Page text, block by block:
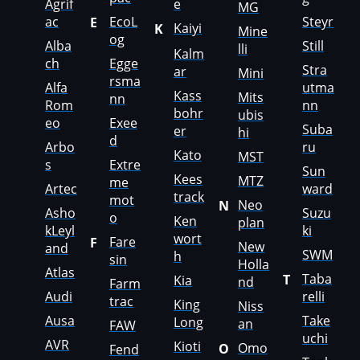
Genie
Genset
GMC
Great Wall
Grove
Groz
Hafei
Haima
Hatz
Haval
Hawtai
Agrif
ac
Alba
ch
Alfa
Rom
eo
Arbo
s
Artec
Asho
kLeyl
and
Atlas
Audi
Ausa
AVR
E
EcoL
og
Egge
rsma
nn
Exee
d
Extre
me
mot
o
F
Fare
sin
Farm
trac
FAW
Fend
e
K
Kaiyi
Kalm
ar
Kass
bohr
er
Kato
Kees
track
Ken
wort
h
Kia
King
Long
Kioti
MG
Mine
lli
Mini
Mits
ubis
hi
MST
MTZ
N Neo
plan
New
Holla
nd
Niss
an
O Omo
Steyr
Still
Stra
utma
nn
Suba
ru
Sun
ward
Suzu
ki
SWM
T
Taba
relli
Take
uchi